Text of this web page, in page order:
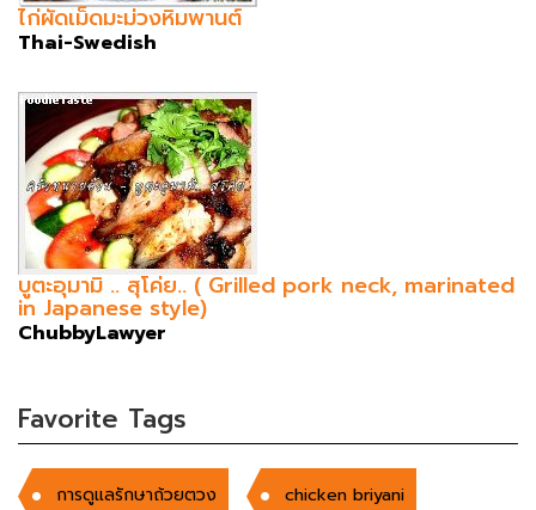
ไก่ผัดเม็ดมะม่วงหิมพานต์
Thai-Swedish
บูตะอุมามิ .. สุโค่ย.. ( Grilled pork neck, marinated
in Japanese style)
ChubbyLawyer
Favorite Tags
การดูแลรักษาถ้วยตวง chicken briyani